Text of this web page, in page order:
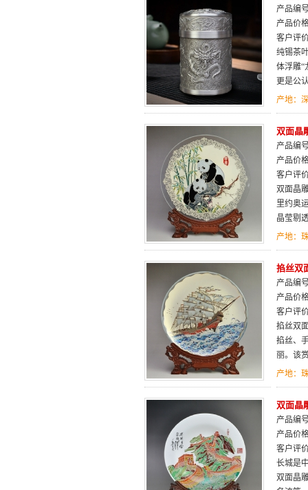
产品编
产品价
客户评
纯锡茶
体浮雕“
更是公
产地：
双面晶
产品编
产品价
客户评
双面晶
里约奥
晶莹剔
产地：
掐丝双
产品编
产品价
客户评
掐丝双
掐丝、
丽。该
产地：
双面晶
产品编
产品价
客户评
长城是
双面晶